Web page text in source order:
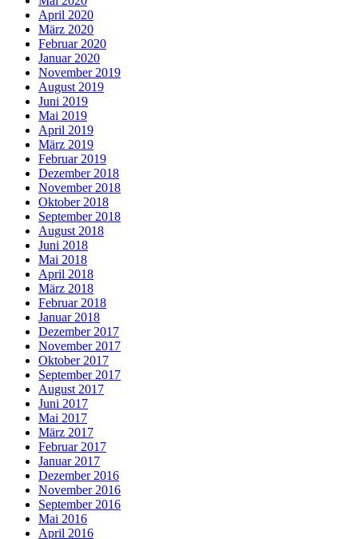
April 2020
März 2020
Februar 2020
Januar 2020
November 2019
August 2019
Juni 2019
Mai 2019
April 2019
März 2019
Februar 2019
Dezember 2018
November 2018
Oktober 2018
September 2018
August 2018
Juni 2018
Mai 2018
April 2018
März 2018
Februar 2018
Januar 2018
Dezember 2017
November 2017
Oktober 2017
September 2017
August 2017
Juni 2017
Mai 2017
März 2017
Februar 2017
Januar 2017
Dezember 2016
November 2016
September 2016
Mai 2016
April 2016